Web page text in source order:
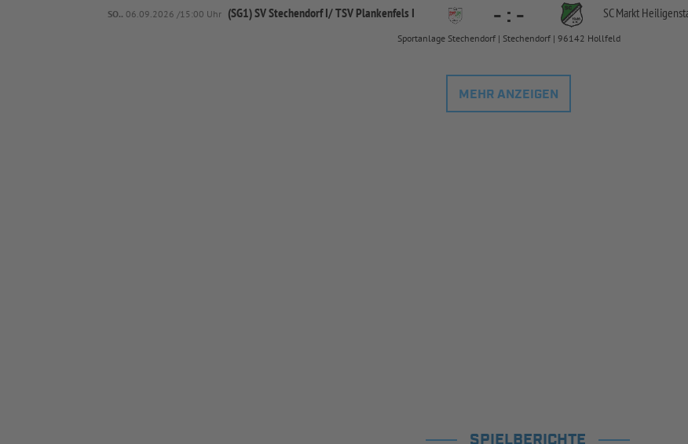
SO.. 06.09.2026 /15:00 Uhr (SG1) SV Stechendorf I/TSV Plankenfels I - : - SC Markt
Sportanlage Stechendorf | Stechendorf | 96142 Hollfeld
MEHR ANZEIGEN